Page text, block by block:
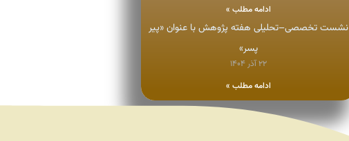
ادامه مطلب »
نشست تخصصی–تحلیلی هفته پژوهش با عنوان «پیر
پسر»
۲۲ آذر ۱۴۰۴
ادامه مطلب »